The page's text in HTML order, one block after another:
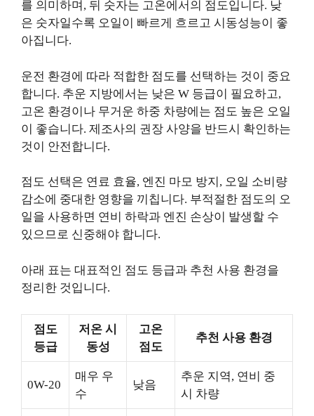
를 의미하며, 뒤 숫자는 고온에서의 점도입니다. 낮
은 숫자일수록 오일이 빠르게 흐르고 시동성능이 좋
아집니다.
운전 환경에 따라 적합한 점도를 선택하는 것이 중요
합니다. 추운 지방에서는 낮은 W 등급이 필요하고,
고온 환경이나 무거운 하중 차량에는 점도 높은 오일
이 좋습니다. 제조사의 권장 사양을 반드시 확인하는
것이 안전합니다.
점도 선택은 연료 효율, 엔진 마모 방지, 오일 소비량
감소에 중대한 영향을 끼칩니다. 부적절한 점도의 오
일을 사용하면 연비 하락과 엔진 손상이 발생할 수
있으므로 신중해야 합니다.
아래 표는 대표적인 점도 등급과 추천 사용 환경을
정리한 것입니다.
점도
등급
저온 시
동성
고온
점도
추천 사용 환경
0W-20
매우 우
수
낮음
추운 지역, 연비 중
시 차량